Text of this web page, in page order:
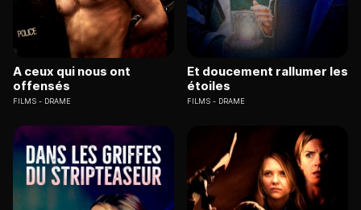
A ceux qui nous ont
offensés
FILMS DRAME
Et doucement rallumer les
étoiles
FILMS DRAME